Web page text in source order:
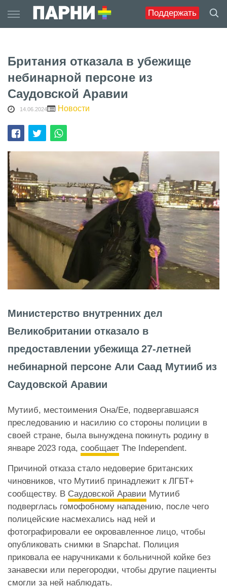
Поддержать
to
content
Британия отказала в убежище
небинарной персоне из
Саудовской Аравии
14.06.2024 Новости
Министерство внутренних дел
Великобритании отказало в
предоставлении убежища 27-летней
небинарной персоне Али Саад Мутииб из
Саудовской Аравии
Мутииб, местоимения Она/Ее, подвергавшаяся
преследованию и насилию со стороны полиции в
своей стране, была вынуждена покинуть родину в
январе 2023 года, сообщает The Independent.
Причиной отказа стало недоверие британских
чиновников, что Мутииб принадлежит к ЛГБТ+
сообществу. В Саудовской Аравии Мутииб
подверглась гомофобному нападению, после чего
полицейские насмехались над ней и
фотографировали ее окровавленное лицо, чтобы
опубликовать снимки в Snapchat. Полиция
приковала ее наручниками к больничной койке без
занавески или перегородки, чтобы другие пациенты
смогли за ней наблюдать.